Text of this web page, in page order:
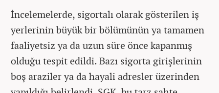
İncelemelerde, sigortalı olarak gösterilen iş
yerlerinin büyük bir bölümünün ya tamamen
faaliyetsiz ya da uzun süre önce kapanmış
olduğu tespit edildi. Bazı sigorta girişlerinin
boş araziler ya da hayali adresler üzerinden